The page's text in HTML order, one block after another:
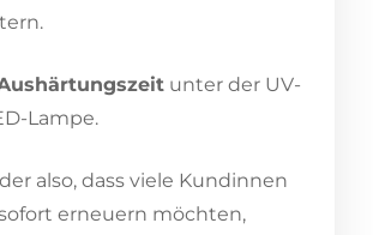
unter der UV-
Lampe.
also, dass viele Kundinnen
erneuern möchten,